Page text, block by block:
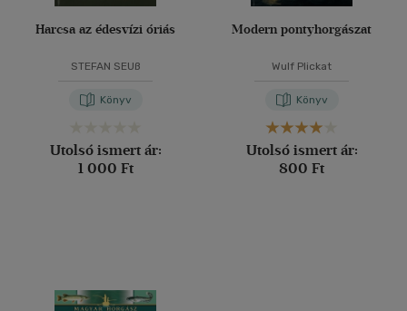
Harcsa az édesvízi óriás
STEFAN SEUß
Könyv
Utolsó ismert ár:
1 000 Ft
Modern pontyhorgászat
Wulf Plickat
Könyv
Utolsó ismert ár:
800 Ft